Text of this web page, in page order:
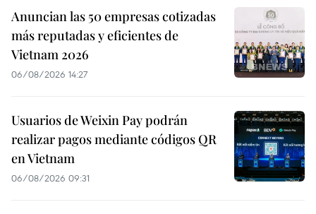
Anuncian las 50 empresas cotizadas
más reputadas y eficientes de
Vietnam 2026
06/08/2026 14:27
Usuarios de Weixin Pay podrán
realizar pagos mediante códigos QR
en Vietnam
06/08/2026 09:31